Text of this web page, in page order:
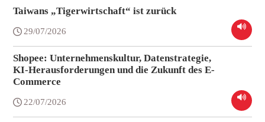
Taiwans „Tigerwirtschaft“ ist zurück
29/07/2026
Shopee: Unternehmenskultur, Datenstrategie,
KI-Herausforderungen und die Zukunft des E-
Commerce
22/07/2026